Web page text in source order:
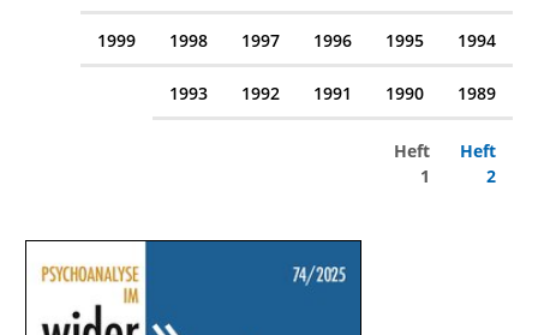
1999 1998 1997 1996 1995 1994
1993 1992 1991 1990 1989
Heft
1
Heft
2